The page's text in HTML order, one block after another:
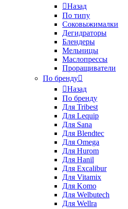
Назад
По типу
Соковыжималки
Дегидраторы
Блендеры
Мельницы
Маслопрессы
Проращиватели
По бренду
Назад
По бренду
Для Tribest
Для Lequip
Для Sana
Для Blendtec
Для Omega
Для Hurom
Для Hanil
Для Excalibur
Для Vitamix
Для Komo
Для Welbutech
Для Wellra